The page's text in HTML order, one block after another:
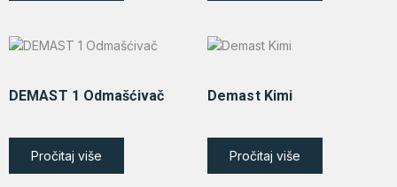
DEMAST 1 Odmašćivač
Pročitaj više
Demast Kimi
Pročitaj više